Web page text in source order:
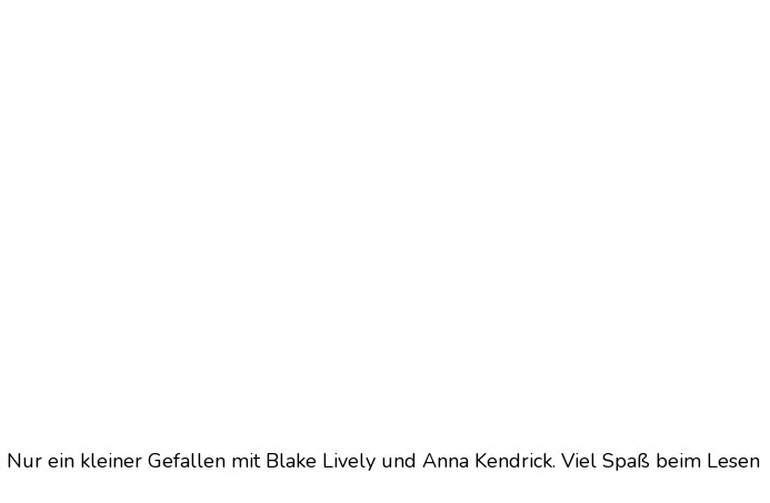
ein kleiner Gefallen mit Blake Lively und Anna Kendrick. Viel Spaß beim Lesen